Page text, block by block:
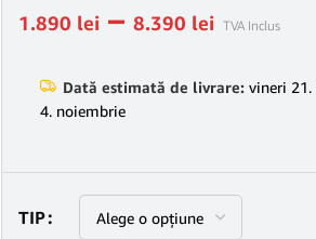
1.890 lei – 8.390 lei TVA Inclus
Dată estimată de livrare: vineri 21.
4. noiembrie
TIP